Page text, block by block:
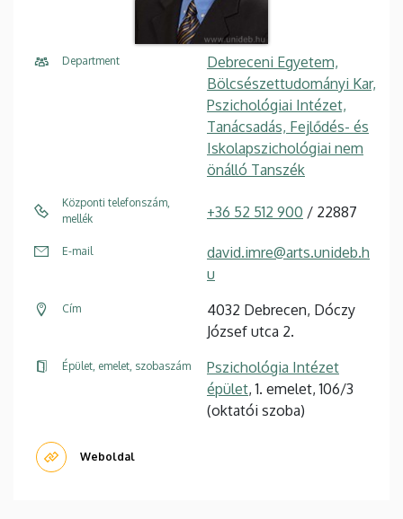
Department
Debreceni Egyetem,
Bölcsészettudományi Kar,
Pszichológiai Intézet,
Tanácsadás, Fejlődés- és
Iskolapszichológiai nem
önálló Tanszék
Központi telefonszám,
mellék
+36 52 512 900 / 22887
E-mail
david.imre@arts.unideb.h
u
Cím
4032 Debrecen, Dóczy
József utca 2.
Épület, emelet, szobaszám
Pszichológia Intézet
épület, 1. emelet, 106/3
(oktatói szoba)
Weboldal